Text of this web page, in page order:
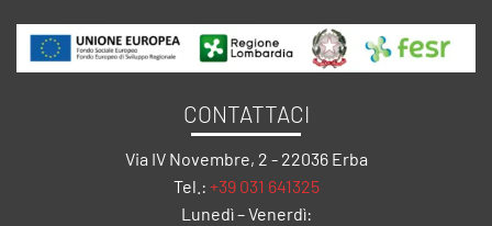
CONTATTACI
Via IV Novembre, 2 - 22036 Erba
Tel.: +39 031 641325
Lunedì – Venerdì: